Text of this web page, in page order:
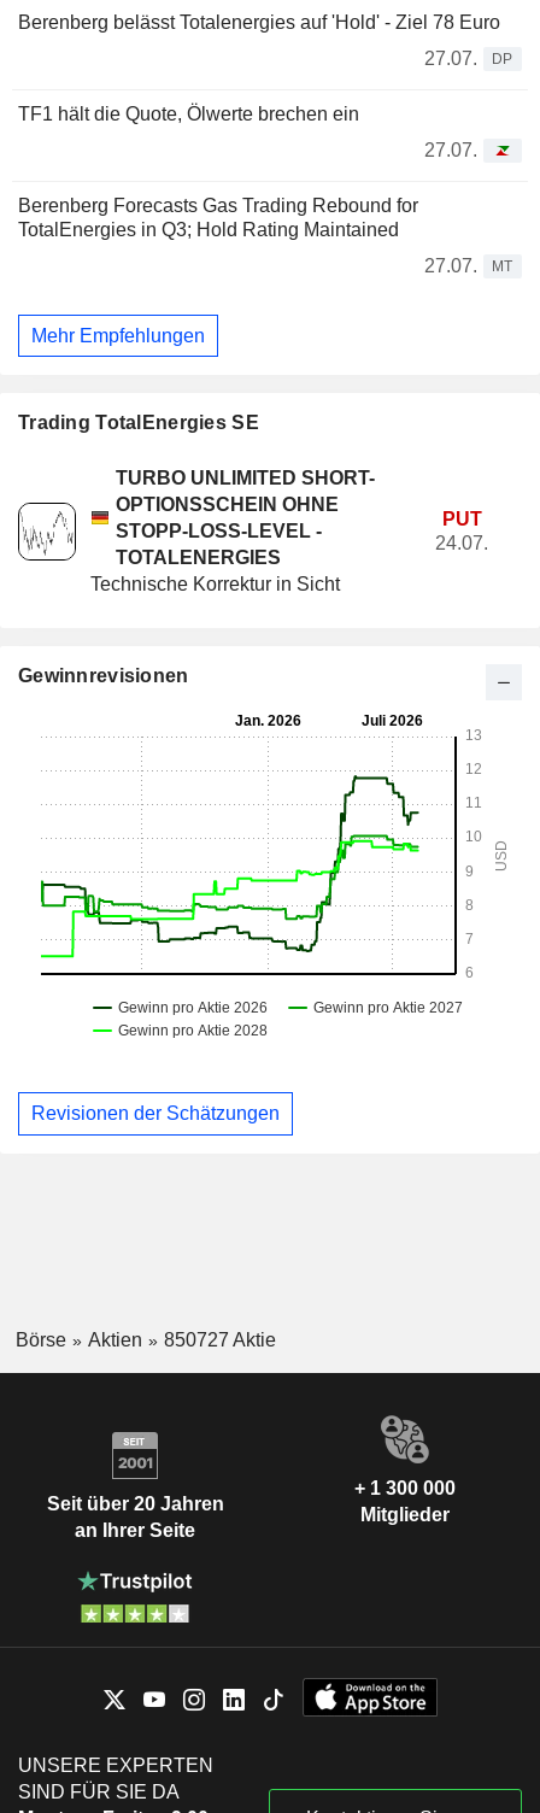
Berenberg belässt Totalenergies auf 'Hold' - Ziel 78 Euro
27.07.
DP
TF1 hält die Quote, Ölwerte brechen ein
27.07.
Berenberg Forecasts Gas Trading Rebound for
TotalEnergies in Q3; Hold Rating Maintained
27.07.
MT
Mehr Empfehlungen
Trading TotalEnergies SE
TURBO UNLIMITED SHORT-
OPTIONSSCHEIN OHNE
STOPP-LOSS-LEVEL -
TOTALENERGIES
Technische Korrektur in Sicht
PUT
24.07.
Gewinnrevisionen
Revisionen der Schätzungen
Börse Aktien 850727 Aktie
Seit über 20 Jahren
an Ihrer Seite
+ 1 300 000
Mitglieder
UNSERE EXPERTEN
SIND FÜR SIE DA